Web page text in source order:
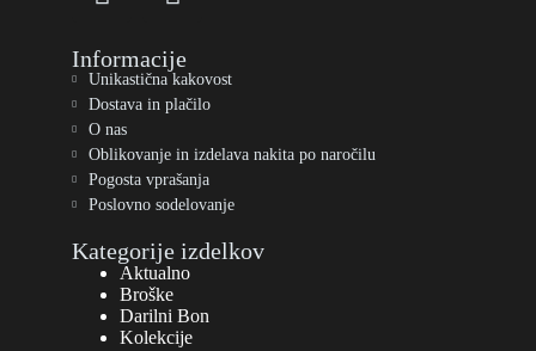
Informacije
Unikastična kakovost
Dostava in plačilo
O nas
Oblikovanje in izdelava nakita po naročilu
Pogosta vprašanja
Poslovno sodelovanje
Kategorije izdelkov
Aktualno
Broške
Darilni Bon
Kolekcije